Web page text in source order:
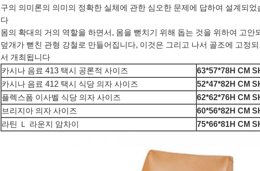
구의 의미론의 의미의 정확한 실체에 관한 심오한 문제에 답하여 설계되었
다
몸의 확대의 거의 역할을 하면서, 몸을 뻗치기 위해 돕는 것을 위하여 고안
덮개가 뻗친 관형 강철로 만들어집니다, 이것은 그리고 나서 골조에 고정
서 개최됩니다
카시나 음료 413 택시 공론적 사이즈
63*57*78H CM
카시나 음료 412 택시 식당 의자 사이즈
52*47*82H CM
플렉스폼 이사벨 식당 의자 사이즈
62*62*76H CM
브리지아 의자 사이즈
60*56*82H CM
라틴 Ｌ 라운지 암차이
75*66*81H CM